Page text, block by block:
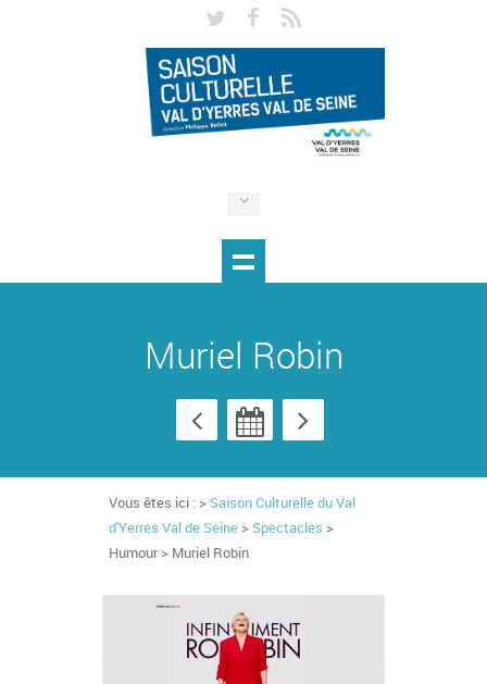
Muriel Robin
Vous êtes ici : > Saison Culturelle du Val
d'Yerres Val de Seine > Spectacles >
Humour > Muriel Robin